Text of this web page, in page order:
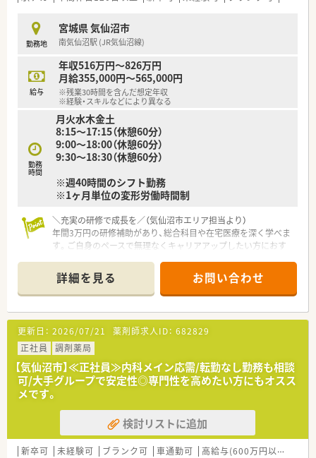
勤務地
宮城県 気仙沼市
南気仙沼駅 (JR気仙沼線)
給与
年収516万円～826万円
月給355,000円～565,000円
※残業30時間を含んだ想定年収
※経験・スキルなどにより異なる
勤務
時間
月火水木金土
8:15～17:15（休憩60分）
9:00～18:00（休憩60分）
9:30～18:30（休憩60分）
※週40時間のシフト勤務
※1ヶ月単位の変形労働時間制
＼充実の研修で成長を／（気仙沼市エリア担当より）
年間3万円の研修補助があり、総合科目や在宅医療を深く学べま
す。ご自身のペースで無理なくキャリアアップしたい方におす
＊------------------------------------------＊
【店舗情報と応需状況について】
■JR気仙沼線の南気仙沼駅より車で10分ほどの場所に位置し、
通勤にはマイカーの利用が便利です。
■近隣の総合病院からの処方箋を1日平均250枚ほど応需してお
り、幅広い知識が身につきます。
■薬剤師は常勤10名が在籍しており、事務員も9名いるため手厚
い人員体制です。
【法人特徴について】
■医療や介護など5つの事業を柱に展開する健康の総合商社とし
て、安定した経営基盤を築いている企業です。
■在宅医療の分野において20年以上の豊富な実績とノウハウを
持ち、地域社会からの信頼も厚い法人です。
詳細を見る お問い合わせ
更新日： 2026/07/21 薬剤師求人ID： 682829
正社員
調剤薬局
【気仙沼市】≪正社員≫内科メイン応需/転勤なし勤務も相談
可/大手グループで安定性◎専門性を高めたい方にもオスス
メです。
検討リストに追加
新卒可 未経験可 ブランク可 車通勤可 高給与(600万円以上)